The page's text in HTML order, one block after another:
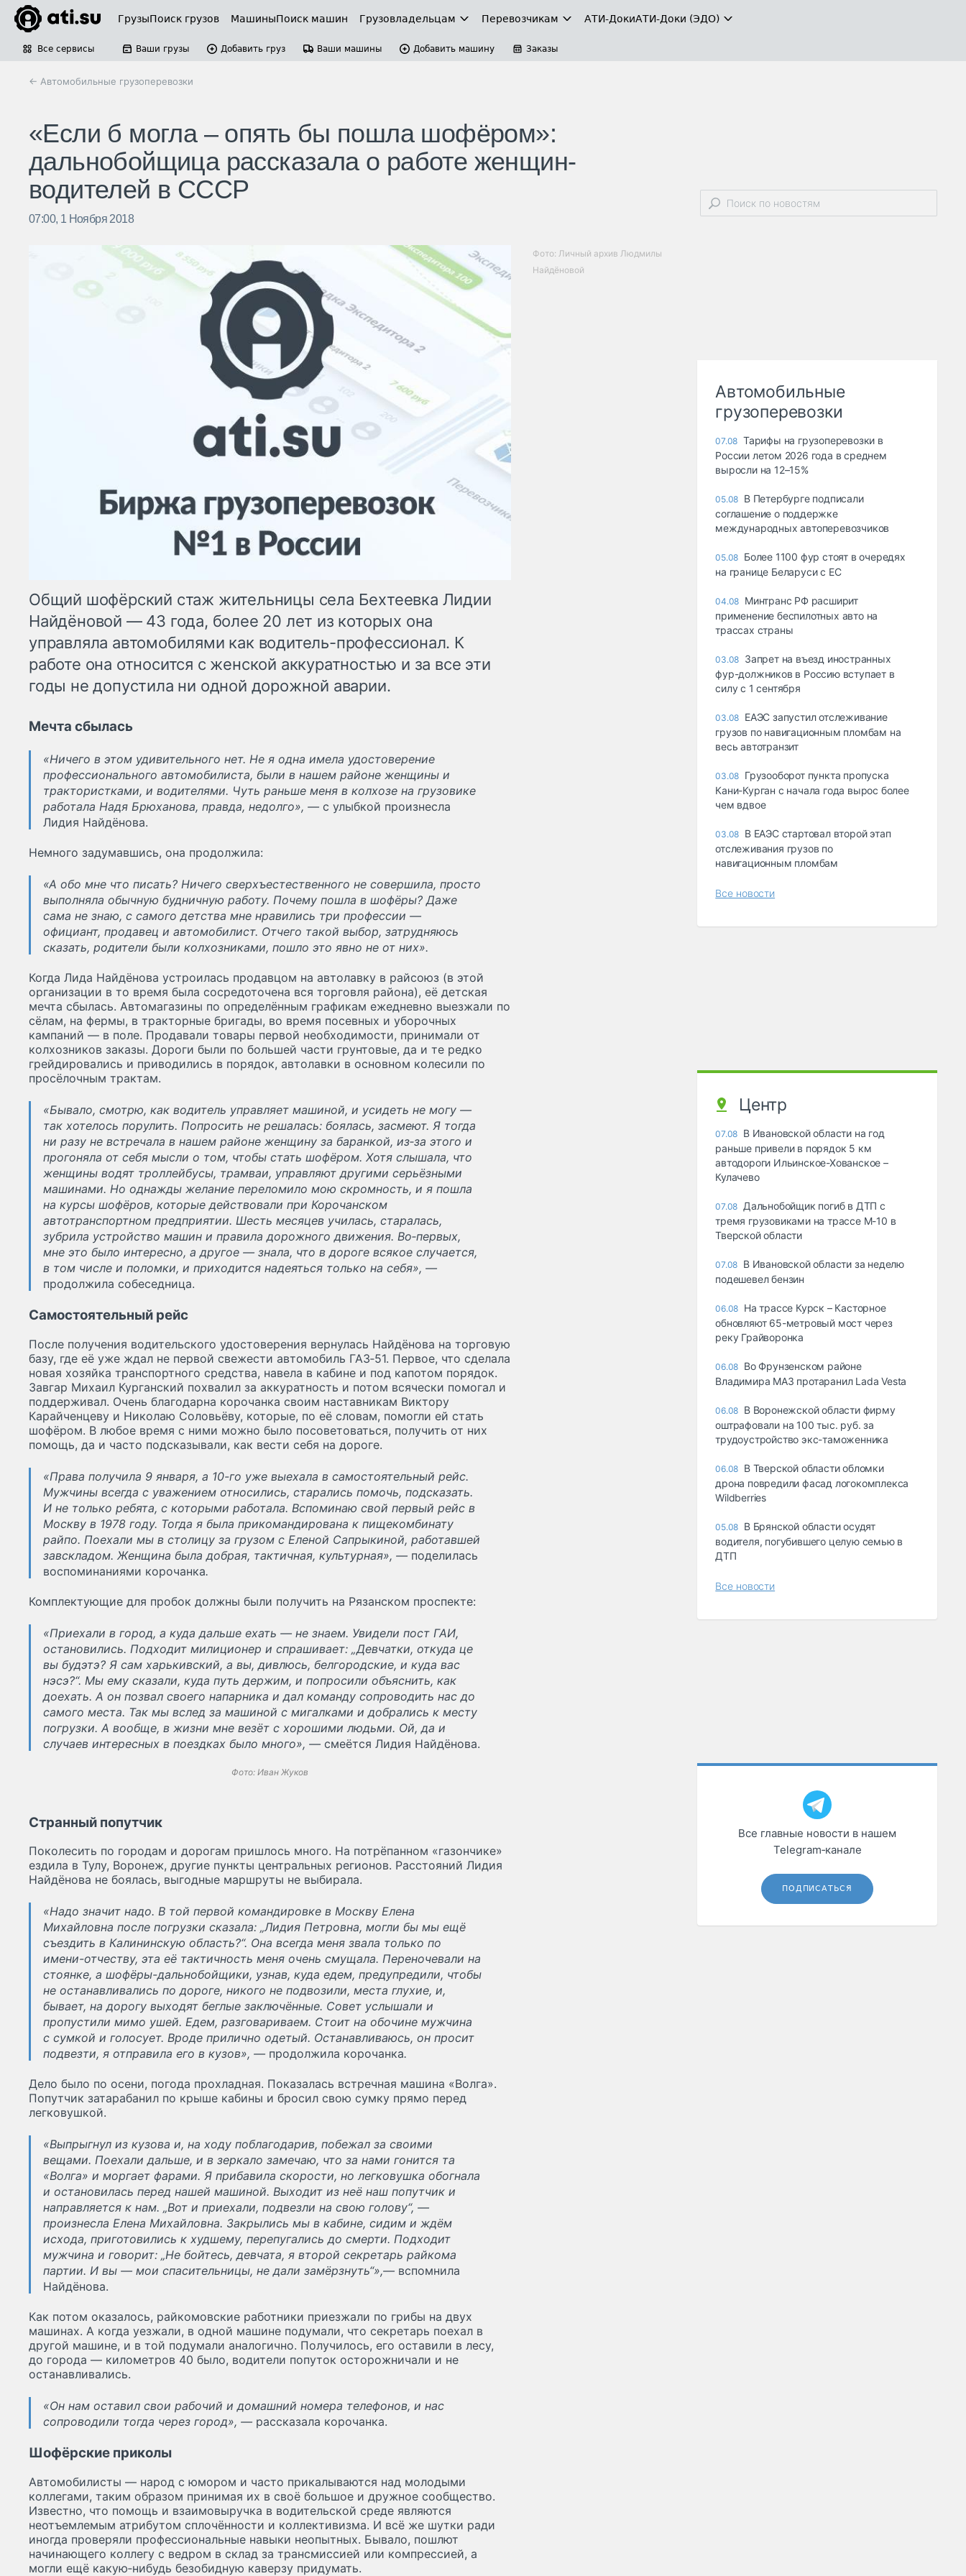
ГрузыПоиск грузов МашиныПоиск машин Грузовладельцам Перевозчикам АТИ-ДокиАТИ-Доки (ЭДО)
Все сервисы Ваши грузы Добавить груз Ваши машины Добавить машину Заказы
← Автомобильные грузоперевозки
«Если б могла – опять бы пошла шофёром»:
дальнобойщица рассказала о работе женщин-
водителей в СССР
07:00, 1 Ноября 2018
Фото: Личный архив Людмилы
Найдёновой
Общий шофёрский стаж жительницы села Бехтеевка Лидии
Найдёновой — 43 года, более 20 лет из которых она
управляла автомобилями как водитель-профессионал. К
работе она относится с женской аккуратностью и за все эти
годы не допустила ни одной дорожной аварии.
Мечта сбылась
«Ничего в этом удивительного нет. Не я одна имела удостоверение
профессионального автомобилиста, были в нашем районе женщины и
трактористками, и водителями. Чуть раньше меня в колхозе на грузовике
работала Надя Брюханова, правда, недолго», — с улыбкой произнесла
Лидия Найдёнова.
Немного задумавшись, она продолжила:
«А обо мне что писать? Ничего сверхъестественного не совершила, просто
выполняла обычную будничную работу. Почему пошла в шофёры? Даже
сама не знаю, с самого детства мне нравились три профессии —
официант, продавец и автомобилист. Отчего такой выбор, затрудняюсь
сказать, родители были колхозниками, пошло это явно не от них».
Когда Лида Найдёнова устроилась продавцом на автолавку в райсоюз (в этой
организации в то время была сосредоточена вся торговля района), её детская
мечта сбылась. Автомагазины по определённым графикам ежедневно выезжали по
сёлам, на фермы, в тракторные бригады, во время посевных и уборочных
кампаний — в поле. Продавали товары первой необходимости, принимали от
колхозников заказы. Дороги были по большей части грунтовые, да и те редко
грейдировались и приводились в порядок, автолавки в основном колесили по
просёлочным трактам.
«Бывало, смотрю, как водитель управляет машиной, и усидеть не могу —
так хотелось порулить. Попросить не решалась: боялась, засмеют. Я тогда
ни разу не встречала в нашем районе женщину за баранкой, из‑за этого и
прогоняла от себя мысли о том, чтобы стать шофёром. Хотя слышала, что
женщины водят троллейбусы, трамваи, управляют другими серьёзными
машинами. Но однажды желание переломило мою скромность, и я пошла
на курсы шофёров, которые действовали при Корочанском
автотранспортном предприятии. Шесть месяцев училась, старалась,
зубрила устройство машин и правила дорожного движения. Во‑первых,
мне это было интересно, а другое — знала, что в дороге всякое случается,
в том числе и поломки, и приходится надеяться только на себя», —
продолжила собеседница.
Самостоятельный рейс
После получения водительского удостоверения вернулась Найдёнова на торговую
базу, где её уже ждал не первой свежести автомобиль ГАЗ‑51. Первое, что сделала
новая хозяйка транспортного средства, навела в кабине и под капотом порядок.
Завгар Михаил Курганский похвалил за аккуратность и потом всячески помогал и
поддерживал. Очень благодарна корочанка своим наставникам Виктору
Карайченцеву и Николаю Соловьёву, которые, по её словам, помогли ей стать
шофёром. В любое время с ними можно было посоветоваться, получить от них
помощь, да и часто подсказывали, как вести себя на дороге.
«Права получила 9 января, а 10-го уже выехала в самостоятельный рейс.
Мужчины всегда с уважением относились, старались помочь, подсказать.
И не только ребята, с которыми работала. Вспоминаю свой первый рейс в
Москву в 1978 году. Тогда я была прикомандирована к пищекомбинату
райпо. Поехали мы в столицу за грузом с Еленой Сапрыкиной, работавшей
завскладом. Женщина была добрая, тактичная, культурная», — поделилась
воспоминаниями корочанка.
Комплектующие для пробок должны были получить на Рязанском проспекте:
«Приехали в город, а куда дальше ехать — не знаем. Увидели пост ГАИ,
остановились. Подходит милиционер и спрашивает: „Девчатки, откуда це
вы будэтэ? Я сам харькивский, а вы, дивлюсь, белгородские, и куда вас
нэсэ?“. Мы ему сказали, куда путь держим, и попросили объяснить, как
доехать. А он позвал своего напарника и дал команду сопроводить нас до
самого места. Так мы вслед за машиной с мигалками и добрались к месту
погрузки. А вообще, в жизни мне везёт с хорошими людьми. Ой, да и
случаев интересных в поездках было много», — смеётся Лидия Найдёнова.
Фото: Иван Жуков
Странный попутчик
Поколесить по городам и дорогам пришлось много. На потрёпанном «газончике»
ездила в Тулу, Воронеж, другие пункты центральных регионов. Расстояний Лидия
Найдёнова не боялась, выгодные маршруты не выбирала.
«Надо значит надо. В той первой командировке в Москву Елена
Михайловна после погрузки сказала: „Лидия Петровна, могли бы мы ещё
съездить в Калининскую область?“. Она всегда меня звала только по
имени-отчеству, эта её тактичность меня очень смущала. Переночевали на
стоянке, а шофёры-дальнобойщики, узнав, куда едем, предупредили, чтобы
не останавливались по дороге, никого не подвозили, места глухие, и,
бывает, на дорогу выходят беглые заключённые. Совет услышали и
пропустили мимо ушей. Едем, разговариваем. Стоит на обочине мужчина
с сумкой и голосует. Вроде прилично одетый. Останавливаюсь, он просит
подвезти, я отправила его в кузов», — продолжила корочанка.
Дело было по осени, погода прохладная. Показалась встречная машина «Волга».
Попутчик затарабанил по крыше кабины и бросил свою сумку прямо перед
легковушкой.
«Выпрыгнул из кузова и, на ходу поблагодарив, побежал за своими
вещами. Поехали дальше, и в зеркало замечаю, что за нами гонится та
«Волга» и моргает фарами. Я прибавила скорости, но легковушка обогнала
и остановилась перед нашей машиной. Выходит из неё наш попутчик и
направляется к нам. „Вот и приехали, подвезли на свою голову“, —
произнесла Елена Михайловна. Закрылись мы в кабине, сидим и ждём
исхода, приготовились к худшему, перепугались до смерти. Подходит
мужчина и говорит: „Не бойтесь, девчата, я второй секретарь райкома
партии. И вы — мои спасительницы, не дали замёрзнуть“»,— вспомнила
Найдёнова.
Как потом оказалось, райкомовские работники приезжали по грибы на двух
машинах. А когда уезжали, в одной машине подумали, что секретарь поехал в
другой машине, и в той подумали аналогично. Получилось, его оставили в лесу,
до города — километров 40 было, водители попуток осторожничали и не
останавливались.
«Он нам оставил свои рабочий и домашний номера телефонов, и нас
сопроводили тогда через город», — рассказала корочанка.
Шофёрские приколы
Автомобилисты — народ с юмором и часто прикалываются над молодыми
коллегами, таким образом принимая их в своё большое и дружное сообщество.
Известно, что помощь и взаимовыручка в водительской среде являются
неотъемлемым атрибутом сплочённости и коллективизма. И всё же шутки ради
иногда проверяли профессиональные навыки неопытных. Бывало, пошлют
начинающего коллегу с ведром в склад за трансмиссией или компрессией, а
могли ещё какую‑нибудь безобидную каверзу придумать.
Автомобильные
грузоперевозки
07.08 Тарифы на грузоперевозки в
России летом 2026 года в среднем
выросли на 12–15%
05.08 В Петербурге подписали
соглашение о поддержке
международных автоперевозчиков
05.08 Более 1100 фур стоят в очередях
на границе Беларуси с ЕС
04.08 Минтранс РФ расширит
применение беспилотных авто на
трассах страны
03.08 Запрет на въезд иностранных
фур-должников в Россию вступает в
силу с 1 сентября
03.08 ЕАЭС запустил отслеживание
грузов по навигационным пломбам на
весь автотранзит
03.08 Грузооборот пункта пропуска
Кани-Курган с начала года вырос более
чем вдвое
03.08 В ЕАЭС стартовал второй этап
отслеживания грузов по
навигационным пломбам
Все новости
Центр
07.08 В Ивановской области на год
раньше привели в порядок 5 км
автодороги Ильинское-Хованское –
Кулачево
07.08 Дальнобойщик погиб в ДТП с
тремя грузовиками на трассе М-10 в
Тверской области
07.08 В Ивановской области за неделю
подешевел бензин
06.08 На трассе Курск – Касторное
обновляют 65-метровый мост через
реку Грайворонка
06.08 Во Фрунзенском районе
Владимира МАЗ протаранил Lada Vesta
06.08 В Воронежской области фирму
оштрафовали на 100 тыс. руб. за
трудоустройство экс-таможенника
06.08 В Тверской области обломки
дрона повредили фасад логокомплекса
Wildberries
05.08 В Брянской области осудят
водителя, погубившего целую семью в
ДТП
Все новости
Все главные новости в нашем
Telegram‑канале
ПОДПИСАТЬСЯ